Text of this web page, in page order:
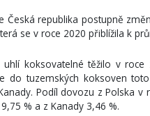
Česká republika postupně
se v roce 2020 přiblížila k
koksovatelné těžilo v
do tuzemských koksoven
Podíl dovozu z Polska
% a z Kanady 3,46 %.